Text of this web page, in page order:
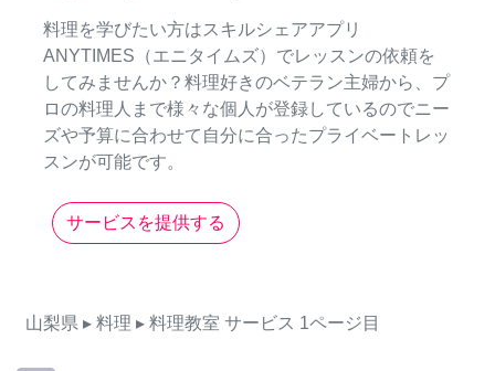
料理を学びたい方はスキルシェアアプリ
ANYTIMES（エニタイムズ）でレッスンの依頼を
してみませんか？料理好きのベテラン主婦から、プ
ロの料理人まで様々な個人が登録しているのでニー
ズや予算に合わせて自分に合ったプライベートレッ
スンが可能です。
サービスを提供する
山梨県 ▸ 料理 ▸ 料理教室 サービス 1ページ目